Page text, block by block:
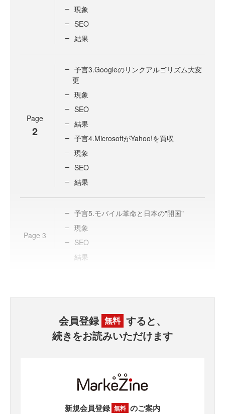
現象
SEO
結果
Page
2
予言3.Googleのリンクアルゴリズム大変
更
現象
SEO
結果
予言4.MicrosoftがYahoo!を買収
現象
SEO
結果
Page 3
予言5.モバイル革命と日本の"開国"
現象
SEO
結果
会員登録 無料 すると、
続きをお読みいただけます
新規会員登録 無料 のご案内